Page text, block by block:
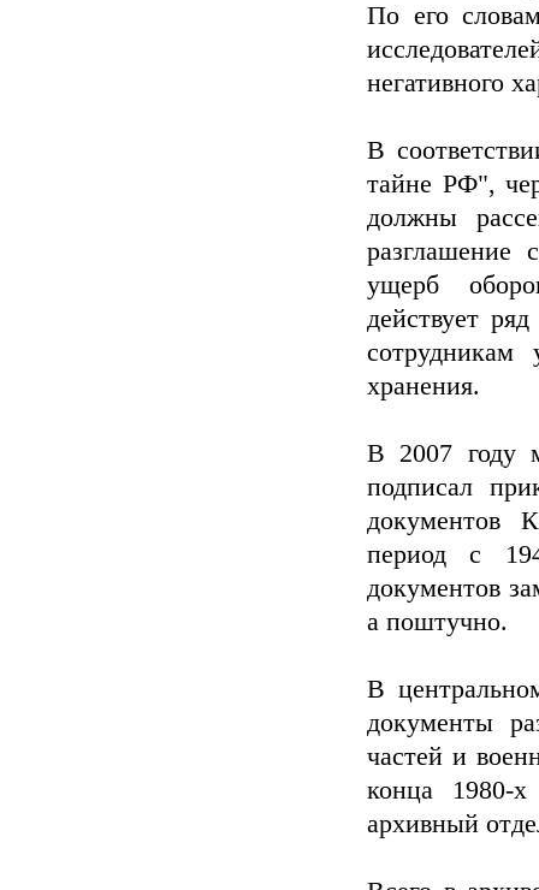
По его
негативного
В
тайне РФ",
должны
разглашение
ущерб
действует
сотрудникам
хранения.
В 2007 году
подписал
документов
период с
документов
а поштучно.
В
документы
частей и
конца 1980-
архивный